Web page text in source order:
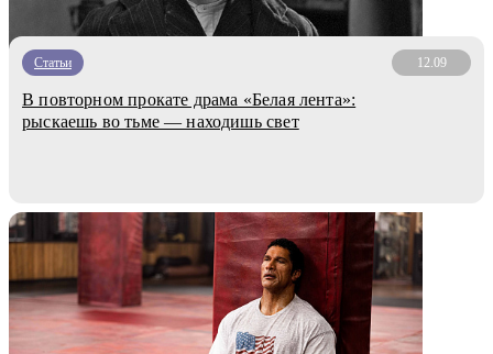
Статьи 12.09
В повторном прокате драма «Белая лента»:
рыскаешь во тьме — находишь свет